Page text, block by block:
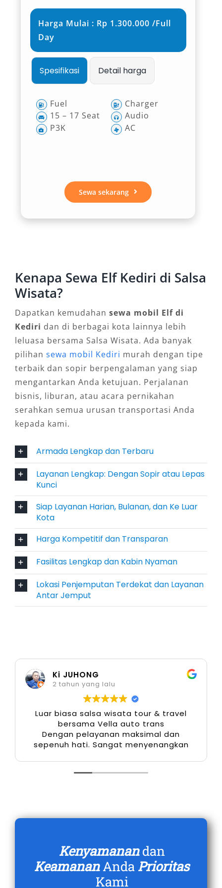
besar dibandingkan kendaraan MPV biasa.
Mobil ini hadir dalam dua tipe, yaitu Short 11–
14 seat dan Long 18–20 seat, yang cocok untuk
kebutuhan wisata keluarga, rombongan kerja,
hingga pelajar dalam program outing class.
Kapasitas besar ini sangat membantu
menghemat biaya karena tidak perlu menyewa
dua kendaraan kecil secara terpisah.
2. Ideal untuk Wisata dan
Dengan rute wisata populer seperti Simpang
Lima Gumul, Air Terjun Dolo, hingga kawasan
Kediri ke luar kota menjadi solusi yang ideal.
ini juga sering dipilih oleh biro wisata, sekolah,
hingga komunitas yang ingin menjelajahi Jawa
3. Fleksibel untuk Berbagai
Kebutuhan: Harian, Bulanan, atau
Event
Kebutuhan transportasi di Kediri bersifat
dinamis. Karena itu, rental Elf Kediri
menawarkan skema waktu yang fleksibel, mulai
dari harian 24 jam, mingguan, hingga bulanan.
Banyak perusahaan dan instansi pendidikan
memilih sewa bulanan untuk kebutuhan
mobilitas rutin, sementara keluarga dan
komunitas sering menggunakan paket harian
untuk liburan dan acara khusus.
4. Bisa Pilih Layanan dengan Sopir
atau Lepas Kunci
Konsumen memiliki kebebasan untuk memilih
layanan dengan sopir profesional yang hafal
medan Kediri dan sekitarnya, atau lepas kunci
bagi yang lebih senang mengatur perjalanan
yang sudah memiliki jadwal dan lokasi tujuan
yang pasti.
5. Solusi Antar Jemput Bandara
Juanda Surabaya
Jarak antara Kediri dan Bandara Juanda
Surabaya mencapai sekitar 120 km lebih, dan
membutuhkan kendaraan yang nyaman serta
bandara menjadi pilihan praktis bagi
luar pulau, baik untuk kegiatan bisnis maupun
6. Harga Kompetitif dan Lebih
Harga Mulai : Rp 1.300.000 /Full
Day
Spesifikasi Detail harga
Fuel
15 – 17 Seat
P3K
Charger
Audio
AC
Sewa sekarang
Kenapa Sewa Elf Kediri di Salsa
Wisata?
Dapatkan kemudahan sewa mobil Elf di
Kediri dan di berbagai kota lainnya lebih
leluasa bersama Salsa Wisata. Ada banyak
pilihan sewa mobil Kediri murah dengan tipe
terbaik dan sopir berpengalaman yang siap
mengantarkan Anda ketujuan. Perjalanan
bisnis, liburan, atau acara pernikahan
serahkan semua urusan transportasi Anda
kepada kami.
Armada Lengkap dan Terbaru
Layanan Lengkap: Dengan Sopir atau Lepas
Kunci
Siap Layanan Harian, Bulanan, dan Ke Luar
Kota
Harga Kompetitif dan Transparan
Fasilitas Lengkap dan Kabin Nyaman
Lokasi Penjemputan Terdekat dan Layanan
Antar Jemput
Ki JUHONG
2 tahun yang lalu
Luar biasa salsa wisata tour & travel
bersama Vella auto trans
Dengan pelayanan maksimal dan
sepenuh hati. Sangat menyenangkan
Kenyamanandan
KeamananAnda Prioritas
Kami